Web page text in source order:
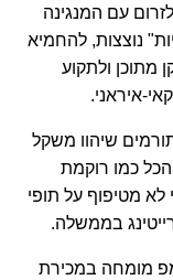
עם המנגינה
נוצצות, להחמיא
מתוכן ולתקוע
איראני.
שיהוו משקל
הכל כמו רוקמת
מטיפוף על תופי
בממשלה.
מומחה במכירת